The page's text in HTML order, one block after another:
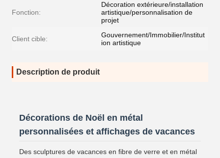
Fonction:
Décoration extérieure/installation
artistique/personnalisation de
projet
Client cible:
Gouvernement/Immobilier/Institut
ion artistique
Description de produit
Décorations de Noël en métal
personnalisées et affichages de vacances
Des sculptures de vacances en fibre de verre et en métal